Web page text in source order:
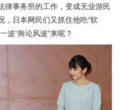
律事务所的工作，变成无业游民
， 日本网民们又抓住他吃“软
波“舆论风波”来呢？